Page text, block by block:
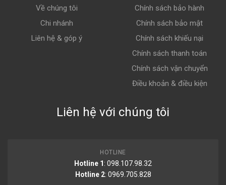
Về chúng tôi
Chi nhánh
Liên hệ & góp ý
Chính sách bảo hành
Chính sách bảo mật
Chính sách khiếu nại
Chính sách thanh toán
Chính sách vận chuyển
Điều khoản & điều kiện
Liên hệ với chúng tôi
HOTLINE
Hotline 1 : 098.107.98.32
Hotline 2: 0969.705.828